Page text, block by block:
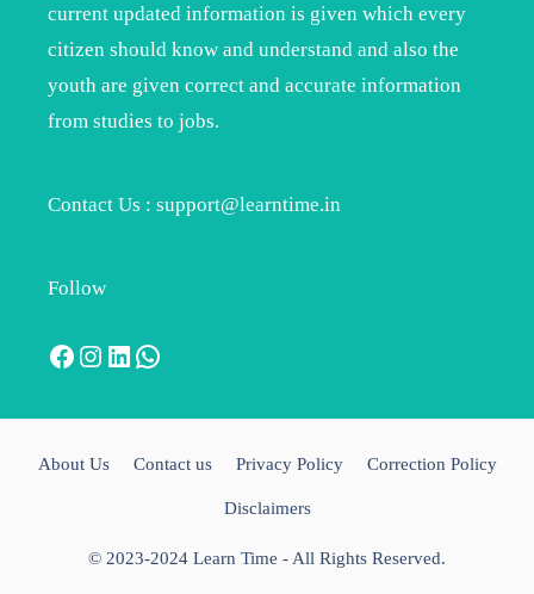
current updated information is given which every
citizen should know and understand and also the
youth are given correct and accurate information
from studies to jobs.
Contact Us : support@learntime.in
Follow
Facebook
Instagram
LinkedIn
WhatsApp
About Us Contact us Privacy Policy Correction Policy
Disclaimers
© 2023-2024 Learn Time - All Rights Reserved.